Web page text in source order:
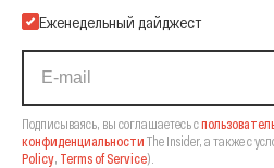
Еженедельный дайджест
Подписываясь, вы соглашаетесь с
конфиденциальности The Insider, а также с
Policy, Terms of Service).